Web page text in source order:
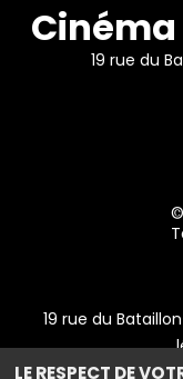
LE RESPECT DE
19 rue du
19 rue du